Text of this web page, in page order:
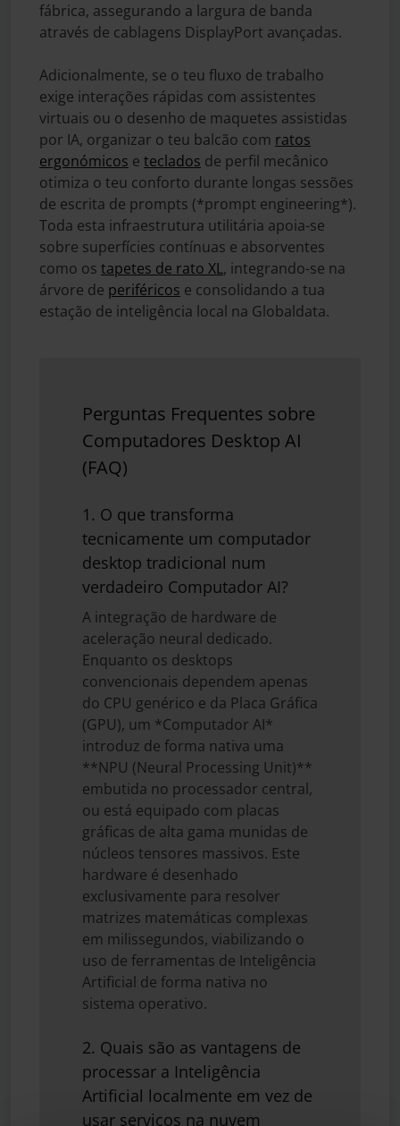
fábrica, assegurando a largura de banda
através de cablagens DisplayPort avançadas.
Adicionalmente, se o teu fluxo de trabalho
exige interações rápidas com assistentes
virtuais ou o desenho de maquetes assistidas
por IA, organizar o teu balcão com ratos
ergonómicos e teclados de perfil mecânico
otimiza o teu conforto durante longas sessões
de escrita de prompts (*prompt engineering*).
Toda esta infraestrutura utilitária apoia-se
sobre superfícies contínuas e absorventes
como os tapetes de rato XL, integrando-se na
árvore de periféricos e consolidando a tua
estação de inteligência local na Globaldata.
Perguntas Frequentes sobre
Computadores Desktop AI
(FAQ)
1. O que transforma
tecnicamente um computador
desktop tradicional num
verdadeiro Computador AI?
A integração de hardware de
aceleração neural dedicado.
Enquanto os desktops
convencionais dependem apenas
do CPU genérico e da Placa Gráfica
(GPU), um *Computador AI*
introduz de forma nativa uma
**NPU (Neural Processing Unit)**
embutida no processador central,
ou está equipado com placas
gráficas de alta gama munidas de
núcleos tensores massivos. Este
hardware é desenhado
exclusivamente para resolver
matrizes matemáticas complexas
em milissegundos, viabilizando o
uso de ferramentas de Inteligência
Artificial de forma nativa no
sistema operativo.
2. Quais são as vantagens de
processar a Inteligência
Artificial localmente em vez de
usar serviços na nuvem